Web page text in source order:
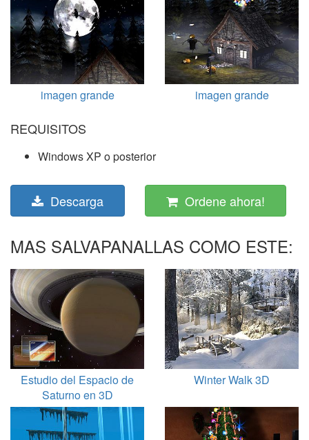
imagen grande imagen grande
REQUISITOS
Windows XP o posterior
Descarga Ordene ahora!
MAS SALVAPANALLAS COMO ESTE:
Estudio del Espacio de
Saturno en 3D
Winter Walk 3D